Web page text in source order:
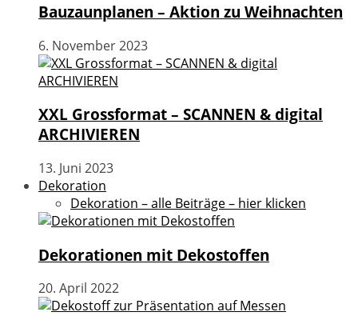
Bauzaunplanen – Aktion zu Weihnachten
6. November 2023
XXL Grossformat – SCANNEN & digital
ARCHIVIEREN
13. Juni 2023
Dekoration
Dekoration – alle Beiträge – hier klicken
Dekorationen mit Dekostoffen
20. April 2022